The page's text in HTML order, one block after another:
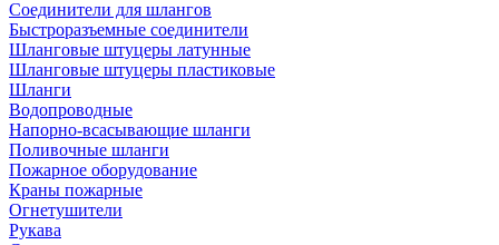
Соединители для шлангов
Быстроразъемные соединители
Шланговые штуцеры латунные
Шланговые штуцеры пластиковые
Шланги
Водопроводные
Напорно-всасывающие шланги
Поливочные шланги
Пожарное оборудование
Краны пожарные
Огнетушители
Рукава